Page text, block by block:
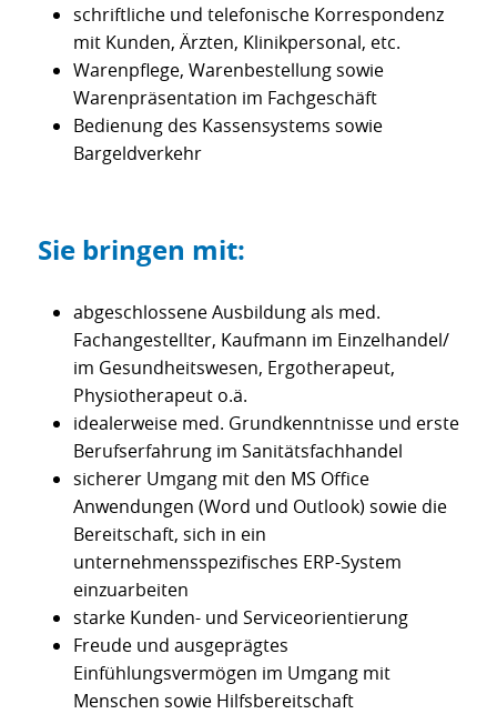
schriftliche und telefonische Korrespondenz
mit Kunden, Ärzten, Klinikpersonal, etc.
Warenpflege, Warenbestellung sowie
Warenpräsentation im Fachgeschäft
Bedienung des Kassensystems sowie
Bargeldverkehr
Sie bringen mit:
abgeschlossene Ausbildung als med.
Fachangestellter, Kaufmann im Einzelhandel/
im Gesundheitswesen, Ergotherapeut,
Physiotherapeut o.ä.
idealerweise med. Grundkenntnisse und erste
Berufserfahrung im Sanitätsfachhandel
sicherer Umgang mit den MS Office
Anwendungen (Word und Outlook) sowie die
Bereitschaft, sich in ein
unternehmensspezifisches ERP-System
einzuarbeiten
starke Kunden- und Serviceorientierung
Freude und ausgeprägtes
Einfühlungsvermögen im Umgang mit
Menschen sowie Hilfsbereitschaft